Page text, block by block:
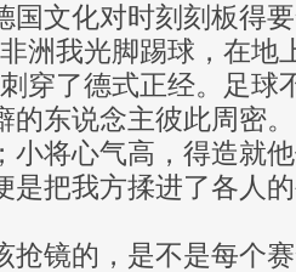
国文化对时刻刻板得
洲我光脚踢球，在地
穿了德式正经。足球
的东说念主彼此周密
小将心气高，得造就
是把我方揉进了各人
抢镜的，是不是每个